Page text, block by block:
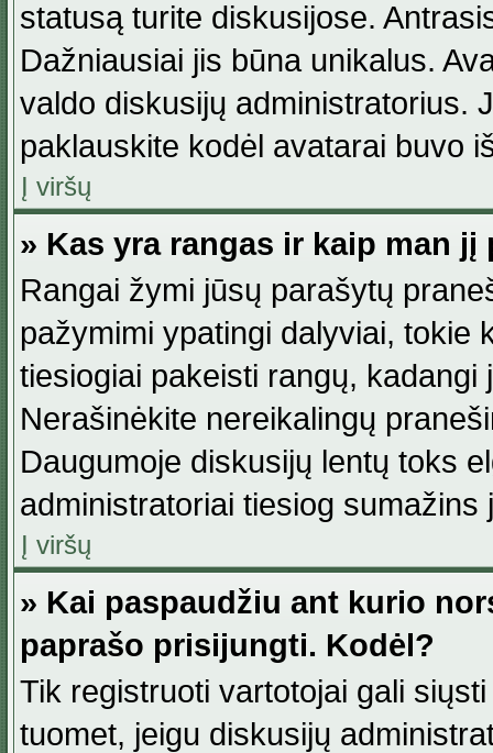
statusą turite diskusijose.
Dažniausiai jis būna unikalus.
valdo diskusijų administratorius.
paklauskite kodėl avatarai buvo
Į viršų
» Kas yra rangas ir kaip man jį
Rangai žymi jūsų parašytų
pažymimi ypatingi dalyviai, tokie
tiesiogiai pakeisti rangų,
Nerašinėkite nereikalingų
Daugumoje diskusijų lentų toks
administratoriai tiesiog
Į viršų
» Kai paspaudžiu ant kurio
paprašo prisijungti. Kodėl?
Tik registruoti vartotojai gali
tuomet, jeigu diskusijų